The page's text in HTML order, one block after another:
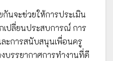
นจะช่วยให้การประเมิน
เปลี่ยนประสบการณ์ การ
ะการสนับสนุนเพื่อนครู
บรรยากาศการทำงานที่ดี